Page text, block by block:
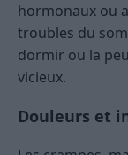
hormonaux ou
troubles du
dormir ou la
vicieux.
Douleurs et